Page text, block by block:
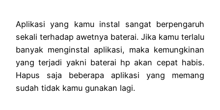
Aplikasi yang kamu instal sangat berpengaruh
sekali terhadap awetnya baterai. Jika kamu terlalu
banyak menginstal aplikasi, maka kemungkinan
yang terjadi yakni baterai hp akan cepat habis.
Hapus saja beberapa aplikasi yang memang
sudah tidak kamu gunakan lagi.